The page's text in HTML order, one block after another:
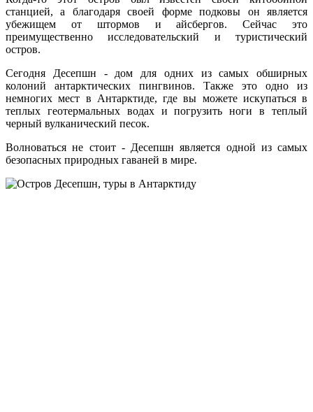
станцией, а благодаря своей форме подковы он является
убежищем от штормов и айсбергов. Сейчас это
преимущественно исследовательский и туристический
остров.
Сегодня Десепшн - дом для одних из самых обширных
колоний антарктических пингвинов. Также это одно из
немногих мест в Антарктиде, где вы можете искупаться в
теплых геотермальных водах и погрузить ноги в теплый
черный вулканический песок.
Волноваться не стоит - Десепшн является одной из самых
безопасных природных гаваней в мире.